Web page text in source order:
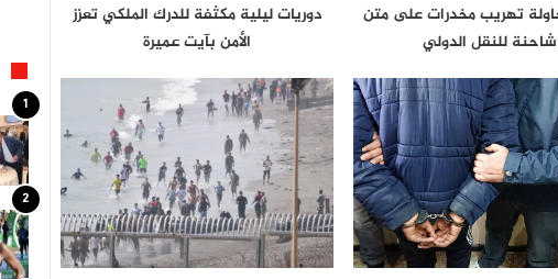
تهريب مخدرات على متن
شاحنة للنقل الدولي
دوريات ليلية مكثفة للدرك الملكي تعزز
الأمن بآيت عميرة
1
2